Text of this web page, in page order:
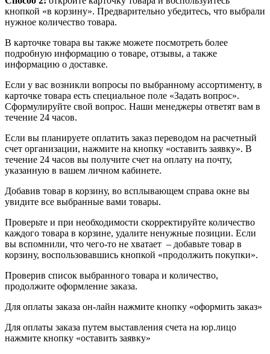
кнопкой «в корзину». Предварительно убедитесь, что выбрали
нужное количество товара.
В карточке товара вы также можете посмотреть более
подробную информацию о товаре, отзывы, а также
информацию о доставке.
Если у вас возникли вопросы по выбранному ассортименту, в
карточке товара есть специальное поле «Задать вопрос».
Сформулируйте свой вопрос. Наши менеджеры ответят вам в
течение 24 часов.
Если вы планируете оплатить заказ переводом на расчетный
счет организации, нажмите на кнопку «оставить заявку». В
течение 24 часов вы получите счет на оплату на почту,
указанную в вашем личном кабинете.
Добавив товар в корзину, во всплывающем справа окне вы
увидите все выбранные вами товары.
Проверьте и при необходимости скорректируйте количество
каждого товара в корзине, удалите ненужные позиции. Если
вы вспомнили, что чего-то не хватает – добавьте товар в
корзину, воспользовавшись кнопкой «продолжить покупки».
Проверив список выбранного товара и количество,
продолжите оформление заказа.
Для оплаты заказа он-лайн нажмите кнопку «оформить заказ»
Для оплаты заказа путем выставления счета на юр.лицо
нажмите кнопку «оставить заявку»